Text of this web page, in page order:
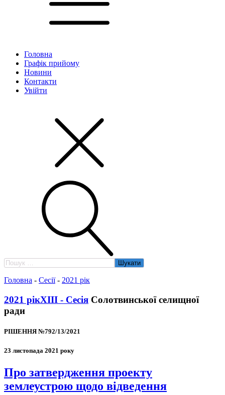
Головна
Графік прийому
Новини
Контакти
Увійти
Пошук:
Головна - Сесії- 2021 рік
2021 рікXIII - Сесія Солотвинської селищної
ради
РІШЕННЯ №792/13/2021
23 листопада 2021 року
Про затвердження проекту
землеустрою щодо відведення